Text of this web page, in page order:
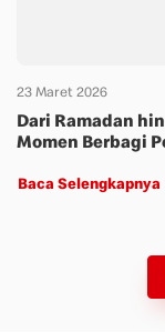
23 Maret 2026
Dari Ramadan
Momen Berbagi
Baca Selengkapnya